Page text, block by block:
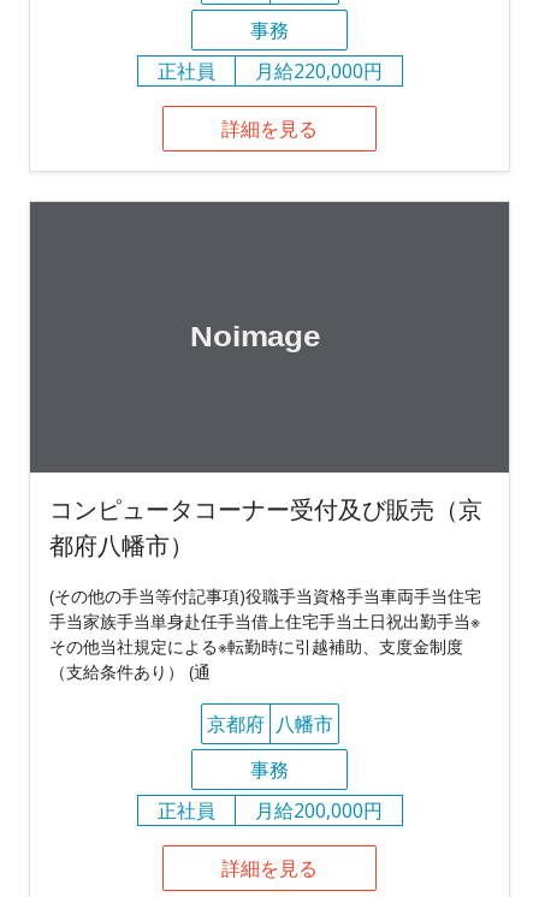
事務
正社員
月給220,000円
詳細を見る
コンピュータコーナー受付及び販売（京
都府八幡市）
(その他の手当等付記事項)役職手当資格手当車両手当住宅
手当家族手当単身赴任手当借上住宅手当土日祝出勤手当※
その他当社規定による※転勤時に引越補助、支度金制度
（支給条件あり） (通
京都府 八幡市
事務
正社員
月給200,000円
詳細を見る